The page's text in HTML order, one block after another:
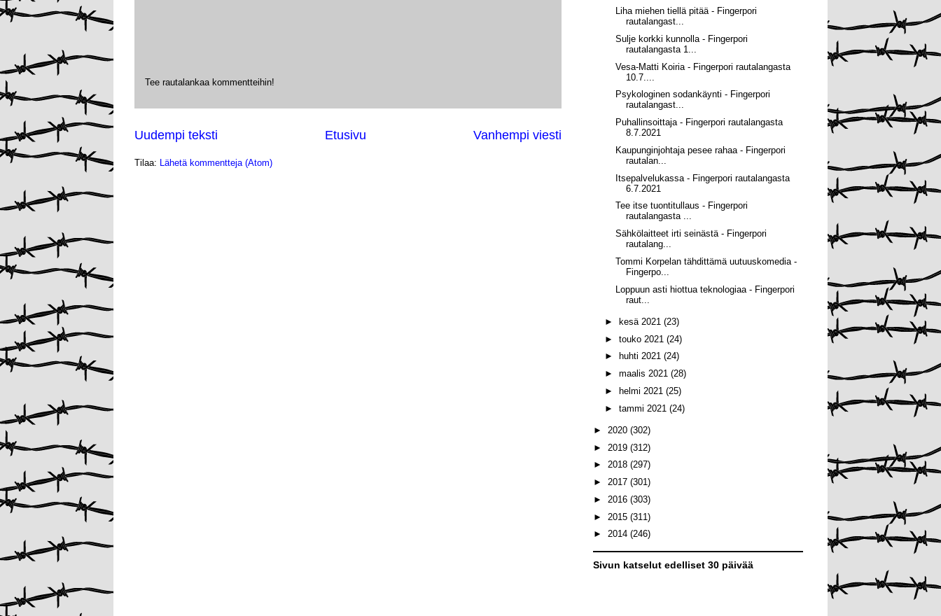
Tee rautalankaa kommentteihin!
Uudempi teksti Vanhempi viesti
Etusivu
Tilaa: Lähetä kommentteja (Atom)
Liha miehen tiellä pitää - Fingerpori
rautalangast...
Sulje korkki kunnolla - Fingerpori
rautalangasta 1...
Vesa-Matti Koiria - Fingerpori rautalangasta
10.7....
Psykologinen sodankäynti - Fingerpori
rautalangast...
Puhallinsoittaja - Fingerpori rautalangasta
8.7.2021
Kaupunginjohtaja pesee rahaa - Fingerpori
rautalan...
Itsepalvelukassa - Fingerpori rautalangasta
6.7.2021
Tee itse tuontitullaus - Fingerpori
rautalangasta ...
Sähkölaitteet irti seinästä - Fingerpori
rautalang...
Tommi Korpelan tähdittämä uutuuskomedia -
Fingerpo...
Loppuun asti hiottua teknologiaa - Fingerpori
raut...
► kesä 2021 (23)
► touko 2021 (24)
►
huhti 2021 (24)
► maalis 2021 (28)
►
helmi 2021 (25)
► tammi 2021 (24)
► 2020 (302)
► 2019 (312)
► 2018 (297)
► 2017 (301)
► 2016 (303)
► 2015 (311)
► 2014 (246)
Sivun katselut edelliset 30 päivää